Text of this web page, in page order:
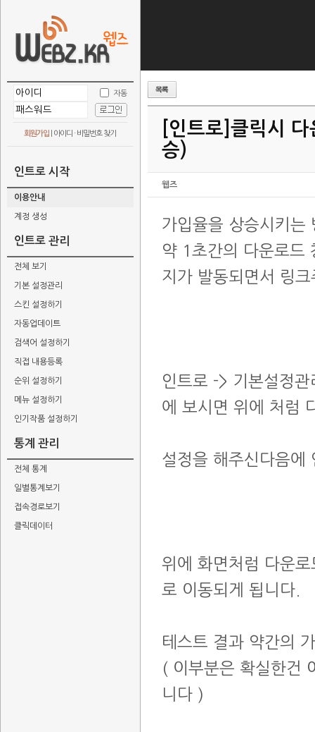
자동
회원가입 아이디 · 비밀번호 찾기
인트로 시작
이용안내
계정 생성
인트로 관리
전체 보기
기본 설정관리
스킨 설정하기
자동업데이트
검색어 설정하기
직접 내용등록
순위 설정하기
메뉴 설정하기
인기작품 설정하기
통계 관리
전체 통계
일별통계보기
접속경로보기
클릭데이터
[인트로] 클릭시 다
승)
웹즈
가입율을 상승시키는
약 1초간의 다운로드
지가 발동되면서 링
인트로 -> 기본설정
에 보시면 위에 처럼
설정을 해주신다음에
위에 화면처럼 다운
로 이동되게 됩니다.
테스트 결과 약간의
( 이부분은 확실한건
니다 )